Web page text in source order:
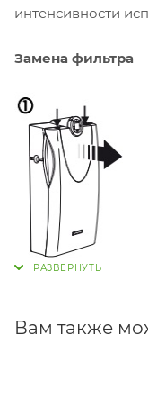
интенсивности
Замена фильтра
Вам также